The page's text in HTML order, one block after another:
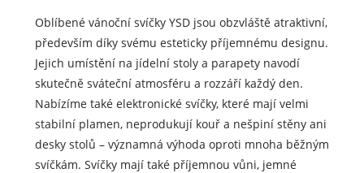
Oblíbené vánoční svíčky YSD jsou obzvláště atraktivní,
především díky svému esteticky příjemnému designu.
Jejich umístění na jídelní stoly a parapety navodí
skutečně sváteční atmosféru a rozzáří každý den.
Nabízíme také elektronické svíčky, které mají velmi
stabilní plamen, neprodukují kouř a nešpiní stěny ani
desky stolů – významná výhoda oproti mnoha běžným
svíčkám. Svíčky mají také příjemnou vůni, jemné